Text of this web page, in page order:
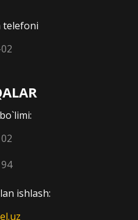
telefoni
ishlash: